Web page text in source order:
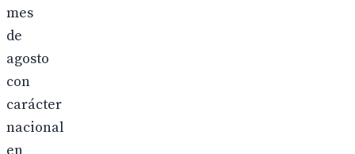
mes
de
agosto
con
carácter
nacional